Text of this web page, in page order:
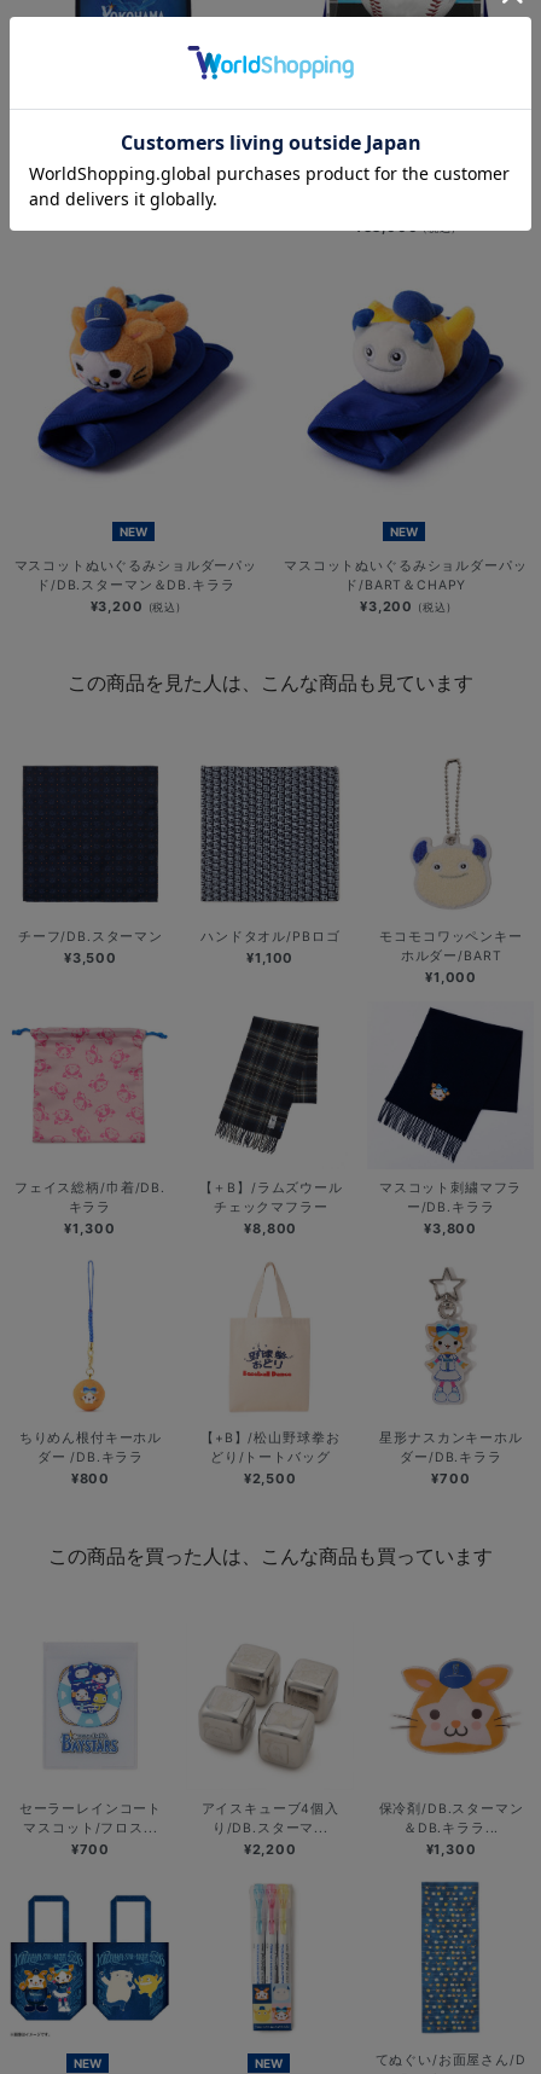
NEW
YOKOHAMA STAR☆NIGHT 2026/
縦型クーラーバッグ
¥4,300 (税込)
【10月末頃より順次お届け】#47:片
山皓心選手/BBM/プロ初勝利記念/直
¥38,000(税込)
NEW
マスコットぬいぐるみショルダーパッ
ド/DB.スターマン＆DB.キララ
¥3,200 (税込)
NEW
マスコットぬいぐるみショルダーパッ
ド/BART＆CHAPY
¥3,200 (税込)
この商品を見た人は、こんな商品も見ています
チーフ/DB.スターマン
¥3,500
ハンドタオル/PBロゴ
¥1,100
モコモコワッペンキー
ホルダー/BART
¥1,000
フェイス総柄/巾着/DB.
キララ
¥1,300
【＋B】/ラムズウール
チェックマフラー
¥8,800
マスコット刺繍マフラ
ー/DB.キララ
¥3,800
ちりめん根付キーホル
ダー /DB.キララ
¥800
【+B】/松山野球拳お
どり/トートバッグ
¥2,500
星形ナスカンキーホル
ダー/DB.キララ
¥700
この商品を買った人は、こんな商品も買っています
セーラーレインコート
マスコット/フロス...
¥700
アイスキューブ4個入
り/DB.スターマ...
¥2,200
保冷剤/DB.スターマン
＆DB.キララ...
¥1,300
NEW NEW
てぬぐい/お面屋さん/D